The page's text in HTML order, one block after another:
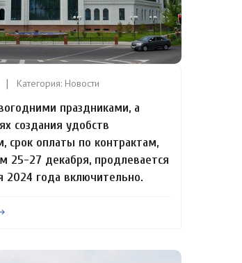
Категория: Новости
праздниками, а
создания удобств
срок оплаты по контрактам,
25-27 декабря, продлевается
2024 года включительно.